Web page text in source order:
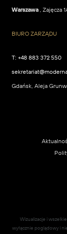
Warszawa , Zajęcza
BIURO ZARZĄDU
T: +48 883 372 550
Gdańsk, Aleja
Wizualizacje i
wyłącznie poglądowy i